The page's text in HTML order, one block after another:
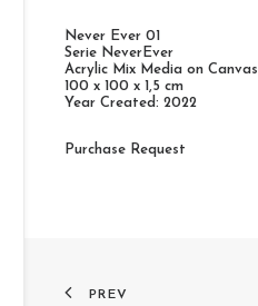
Never Ever 01
Serie NeverEver
Acrylic Mix Media on Canvas
100 x 100 x 1,5 cm
Year Created: 2022
Purchase Request
PREV